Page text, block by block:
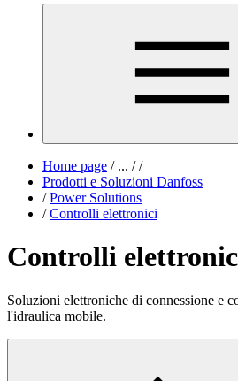
Home page /... / /
Prodotti e Soluzioni Danfoss
/ Power Solutions
/ Controlli elettronici
Controlli
Soluzioni elettroniche di connessione e
l'idraulica mobile.